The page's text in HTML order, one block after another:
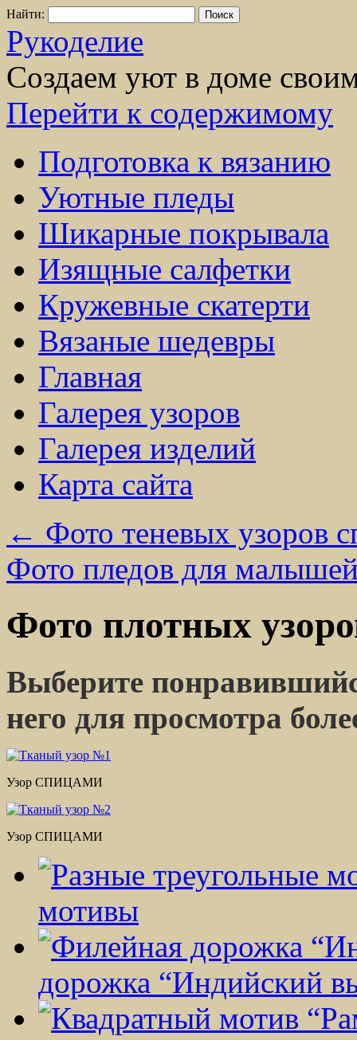
Найти:
Рукоделие
Создаем уют в доме
Перейти к содержимому
Подготовка к вязанию
Уютные пледы
Шикарные покрывала
Изящные салфетки
Кружевные скатерти
Вязаные шедевры
Главная
Галерея узоров
Галерея изделий
Карта сайта
← Фото теневых узоров
Фото пледов для
Фото плотных
Выберите
него для просмотра
Узор СПИЦАМИ
Узор СПИЦАМИ
мотивы
дорожка “Индийский